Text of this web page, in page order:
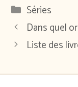
Catégories
Séries
Dans quel
Liste des